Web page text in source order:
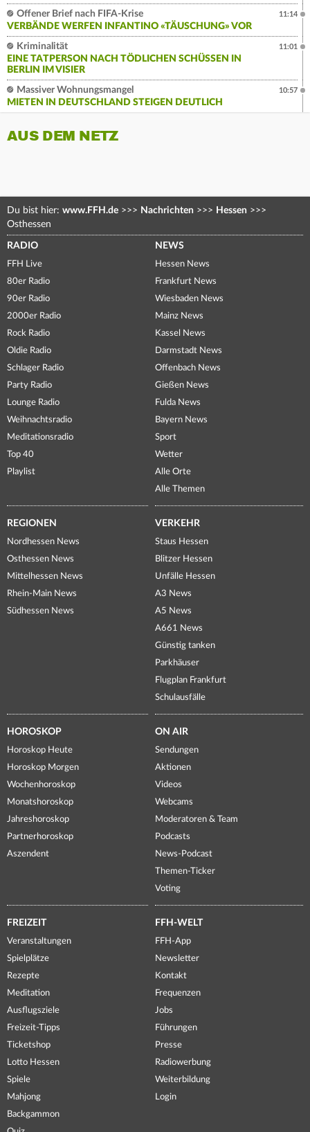
Offener Brief nach FIFA-Krise
VERBÄNDE WERFEN INFANTINO «TÄUSCHUNG» VOR
11:14
Kriminalität
EINE TATPERSON NACH TÖDLICHEN SCHÜSSEN IN
BERLIN IM VISIER
11:01
Massiver Wohnungsmangel
MIETEN IN DEUTSCHLAND STEIGEN DEUTLICH
10:57
AUS DEM NETZ
Du bist hier: www.FFH.de >>> Nachrichten >>> Hessen >>>
Osthessen
RADIO
FFH Live
80er Radio
90er Radio
2000er Radio
Rock Radio
Oldie Radio
Schlager Radio
Party Radio
Lounge Radio
Weihnachtsradio
Meditationsradio
Top 40
Playlist
NEWS
Hessen News
Frankfurt News
Wiesbaden News
Mainz News
Kassel News
Darmstadt News
Offenbach News
Gießen News
Fulda News
Bayern News
Sport
Wetter
Alle Orte
Alle Themen
REGIONEN
Nordhessen News
Osthessen News
Mittelhessen News
Rhein-Main News
Südhessen News
VERKEHR
Staus Hessen
Blitzer Hessen
Unfälle Hessen
A3 News
A5 News
A661 News
Günstig tanken
Parkhäuser
Flugplan Frankfurt
Schulausfälle
HOROSKOP
Horoskop Heute
Horoskop Morgen
Wochenhoroskop
Monatshoroskop
Jahreshoroskop
Partnerhoroskop
Aszendent
ON AIR
Sendungen
Aktionen
Videos
Webcams
Moderatoren & Team
Podcasts
News-Podcast
Themen-Ticker
Voting
FREIZEIT
Veranstaltungen
Spielplätze
Rezepte
Meditation
Ausflugsziele
Freizeit-Tipps
Ticketshop
Lotto Hessen
Spiele
Mahjong
Backgammon
FFH-WELT
FFH-App
Newsletter
Kontakt
Frequenzen
Jobs
Führungen
Presse
Radiowerbung
Weiterbildung
Login